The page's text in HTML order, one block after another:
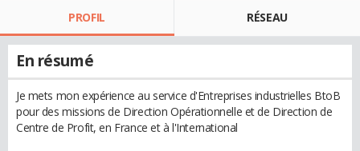
PROFIL RÉSEAU
En résumé
Je mets mon expérience au service d'Entreprises industrielles BtoB
pour des missions de Direction Opérationnelle et de Direction de
Centre de Profit, en France et à l'International